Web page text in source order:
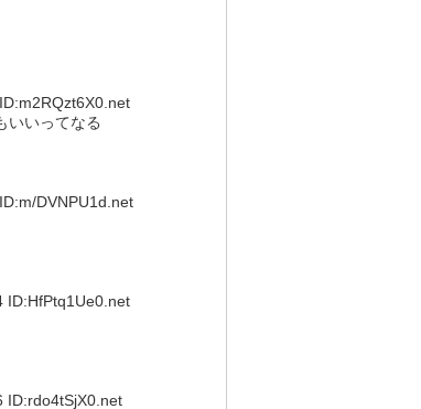
いいってなる
DVNPU1d.net
ID:HfPtq1Ue0.net
ID:rdo4tSjX0.net